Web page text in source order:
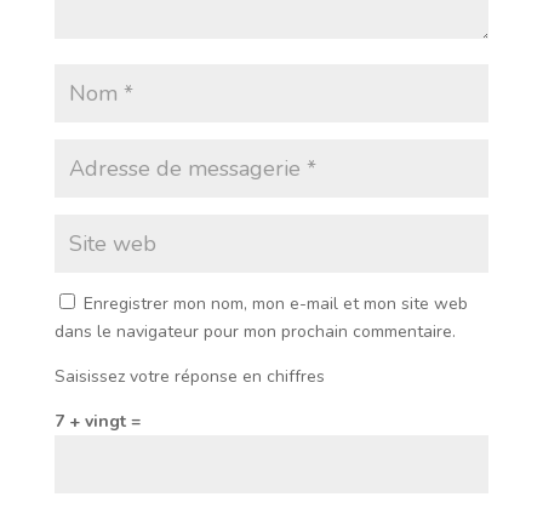
Enregistrer mon nom, mon e-mail et mon site web
dans le navigateur pour mon prochain commentaire.
Saisissez votre réponse en chiffres
7 + vingt =